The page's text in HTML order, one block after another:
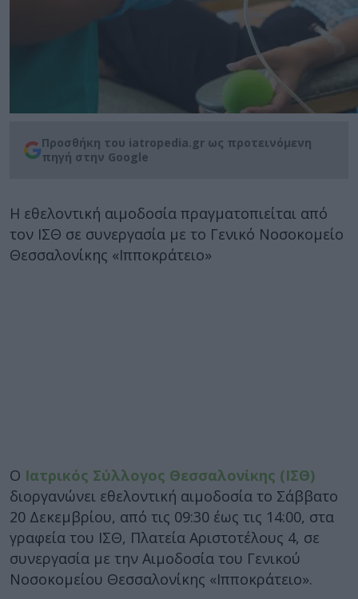
Προσθήκη του iatropedia.gr ως προτεινόμενη
πηγή στην Google
Η εθελοντική αιμοδοσία πραγματοπιείται από
τον ΙΣΘ σε συνεργασία με το Γενικό Νοσοκομείο
Θεσσαλονίκης «Ιπποκράτειο»
Ο Ιατρικός Σύλλογος Θεσσαλονίκης (ΙΣΘ)
διοργανώνει εθελοντική αιμοδοσία το Σάββατο
20 Δεκεμβρίου, από τις 09:30 έως τις 14:00, στα
γραφεία του ΙΣΘ, Πλατεία Αριστοτέλους 4, σε
συνεργασία με την Αιμοδοσία του Γενικού
Νοσοκομείου Θεσσαλονίκης «Ιπποκράτειο».